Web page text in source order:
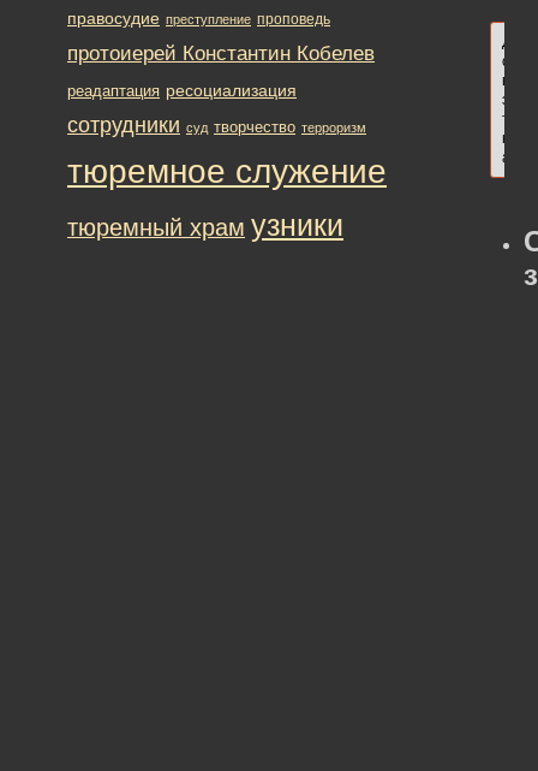
Для
в
этой
теме
правосудие преступление проповедь
протоиерей Константин Кобелев
реадаптация ресоциализация
сотрудники суд творчество терроризм
тюремное служение
тюремный храм узники